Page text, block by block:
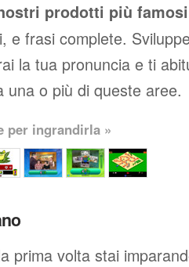
prodotti più famosi
e frasi complete.
la tua pronuncia e ti
una o più di queste aree.
per ingrandirla »
prima volta stai